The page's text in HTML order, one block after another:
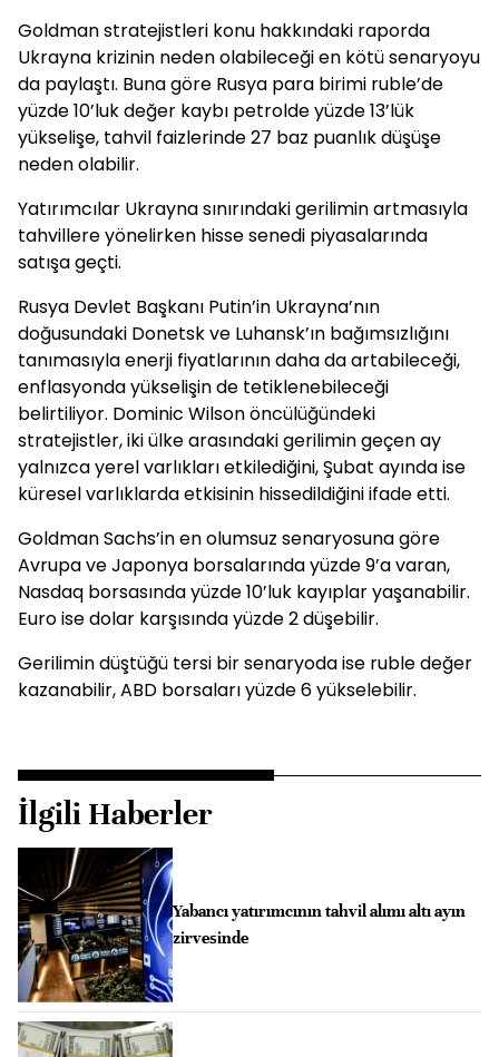
Goldman stratejistleri konu hakkındaki raporda
Ukrayna krizinin neden olabileceği en kötü senaryoyu
da paylaştı. Buna göre Rusya para birimi ruble’de
yüzde 10’luk değer kaybı petrolde yüzde 13’lük
yükselişe, tahvil faizlerinde 27 baz puanlık düşüşe
neden olabilir.
Yatırımcılar Ukrayna sınırındaki gerilimin artmasıyla
tahvillere yönelirken hisse senedi piyasalarında
satışa geçti.
Rusya Devlet Başkanı Putin’in Ukrayna’nın
doğusundaki Donetsk ve Luhansk’ın bağımsızlığını
tanımasıyla enerji fiyatlarının daha da artabileceği,
enflasyonda yükselişin de tetiklenebileceği
belirtiliyor. Dominic Wilson öncülüğündeki
stratejistler, iki ülke arasındaki gerilimin geçen ay
yalnızca yerel varlıkları etkilediğini, Şubat ayında ise
küresel varlıklarda etkisinin hissedildiğini ifade etti.
Goldman Sachs’in en olumsuz senaryosuna göre
Avrupa ve Japonya borsalarında yüzde 9’a varan,
Nasdaq borsasında yüzde 10’luk kayıplar yaşanabilir.
Euro ise dolar karşısında yüzde 2 düşebilir.
Gerilimin düştüğü tersi bir senaryoda ise ruble değer
kazanabilir, ABD borsaları yüzde 6 yükselebilir.
İlgili Haberler
Yabancı yatırımcının tahvil alımı altı ayın
zirvesinde